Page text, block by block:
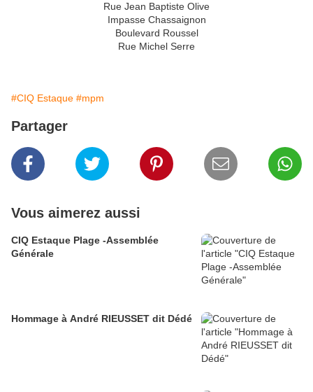
Rue Jean Baptiste Olive
Impasse Chassaignon
Boulevard Roussel
Rue Michel Serre
#CIQ Estaque #mpm
Partager
Vous aimerez aussi
CIQ Estaque Plage -Assemblée
Générale
Hommage à André RIEUSSET dit Dédé